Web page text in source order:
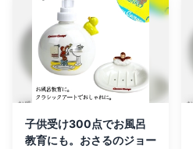
子供受け300点でお風呂
教育にも。おさるのジョー